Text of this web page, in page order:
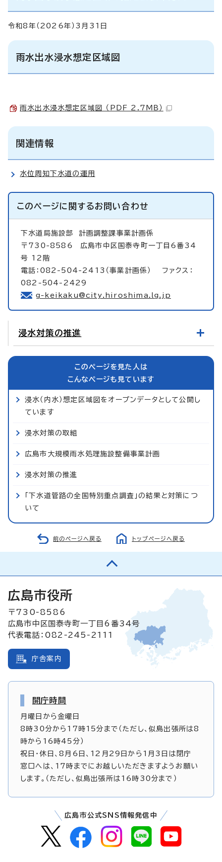
令和8年（2026年）3月31日
雨水出水浸水想定区域図
雨水出水浸水想定区域図 （PDF 2.7MB）
関連情報
水位周知下水道の運用
このページに関するお問い合わせ
下水道局施設部 計画調整課事業計画係
〒730-8586 広島市中区国泰寺町一丁目6番34
号 12階
電話：082-504-2413（事業計画係） ファクス：
082-504-2429
g-keikaku@city.hiroshima.lg.jp
浸水対策の推進
このページを見た人は
こんなページも見ています
浸水（内水）想定区域図をオープンデータとして公開し
ています
浸水対策の取組
広島市大規模雨水処理施設整備事業計画
浸水対策の推進
「下水道管路の全国特別重点調査」の結果と対策につ
いて
前のページへ戻る トップページへ戻る
広島市役所
〒730-8586
広島市中区国泰寺町一丁目6番34号
代表電話：082-245-2111
庁舎案内
開庁時間
月曜日から金曜日
8時30分から17時15分まで（ただし、似島出張所は8
時から16時45分）
祝日・休日、8月6日、12月29日から1月3日は閉庁
窓口へは、17時までにお越しいただきますようお願い
します。（ただし、似島出張所は16時30分まで）
広島市公式SNS情報発信中